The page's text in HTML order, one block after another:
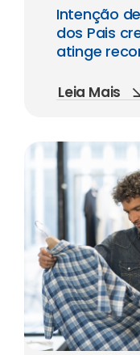
Intenção
dos Pais
atinge
Leia Mais